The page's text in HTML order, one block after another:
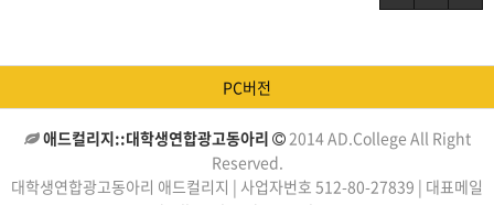
PC버전
애드컬리지::대학생연합광고동아리
2014 AD.College All Right
Reserved.
대학생연합광고동아리 애드컬리지 | 사업자번호 512-80-27839 | 대표메일